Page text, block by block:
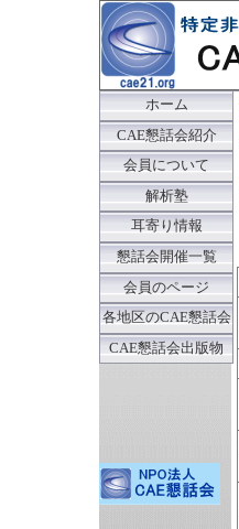
ホーム
CAE懇話会紹介
会員について
解析塾
耳寄り情報
懇話会開催一覧
会員のページ
各地区のCAE懇話会
CAE懇話会出版物